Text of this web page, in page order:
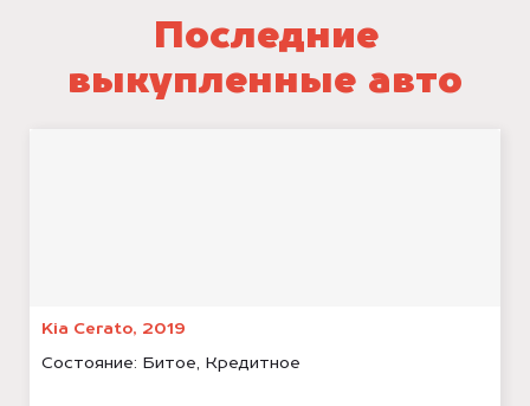
Последние
выкупленные авто
Kia Cerato, 2019
Состояние: Битое, Кредитное